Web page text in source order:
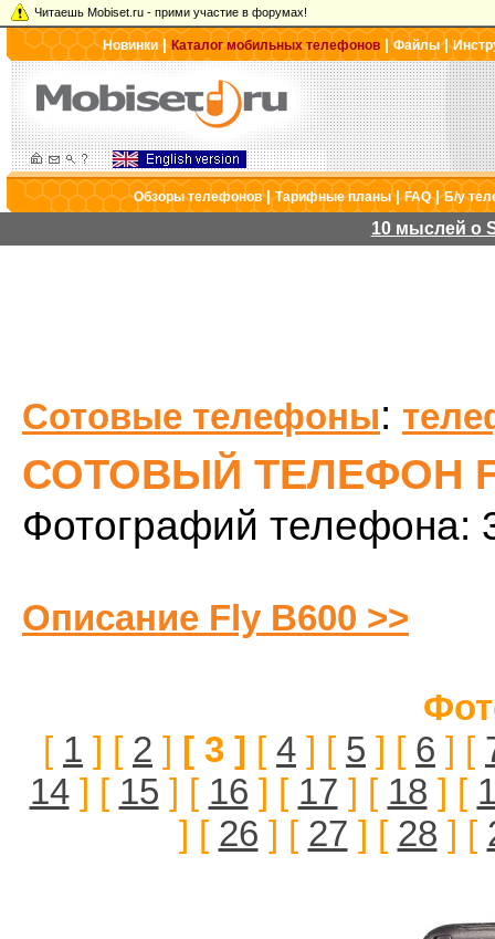
Читаешь Mobiset.ru - прими участие в форумах!
Новинки|Каталог мобильных телефонов |Файлы|
Обзоры телефонов|Тарифные планы|FAQ|Б/у
10 мыслей о
Сотовые телефоны:
СОТОВЫЙ ТЕЛЕФОН
Фотографий телефона:
Описание Fly B600 >>
[ 1 ] [ 2 ] [ 3 ] [ 4 ] [ 5 ] [ 6 ] [
14] [ 15 ] [ 16 ] [ 17 ] [ 18 ] [
] [ 26 ] [ 27 ] [ 28 ] [